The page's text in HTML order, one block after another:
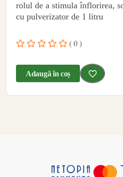
rolul de a stimula înflorirea,
cu pulverizator de 1 litru
( 0 )
Adaugă în coș